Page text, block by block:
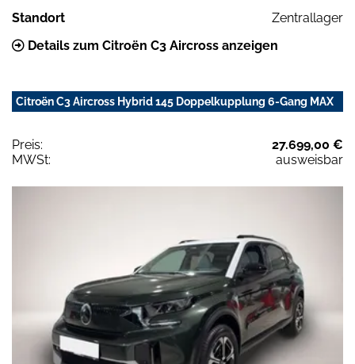
Standort
Zentrallager
Details zum Citroën C3 Aircross anzeigen
Citroën C3 Aircross Hybrid 145 Doppelkupplung 6-Gang MAX
Preis:
27.699,00 €
MWSt:
ausweisbar